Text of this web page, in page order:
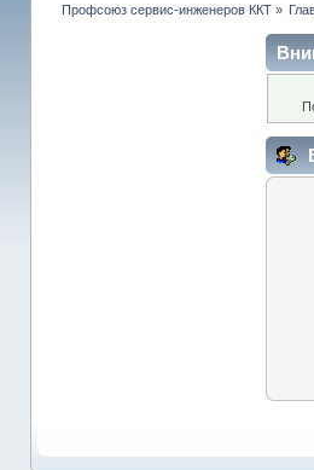
Профсоюз сервис-инженеров ККТ»